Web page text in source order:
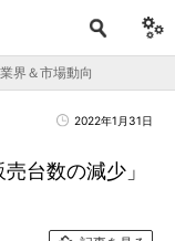
業界＆市場動向
2022年1月31日
台数の減少」